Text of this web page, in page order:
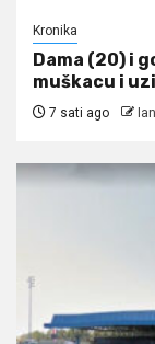
Kronika
Dama (20) i
muškacu i
7 sati ago